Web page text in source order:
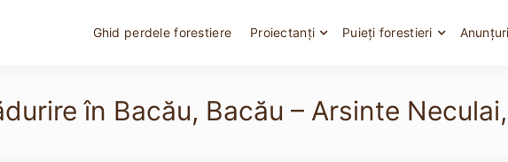
Ghid perdele forestiere Proiectanți Puieți forestieri Anunțuri
în Bacău, Bacău – Arsinte